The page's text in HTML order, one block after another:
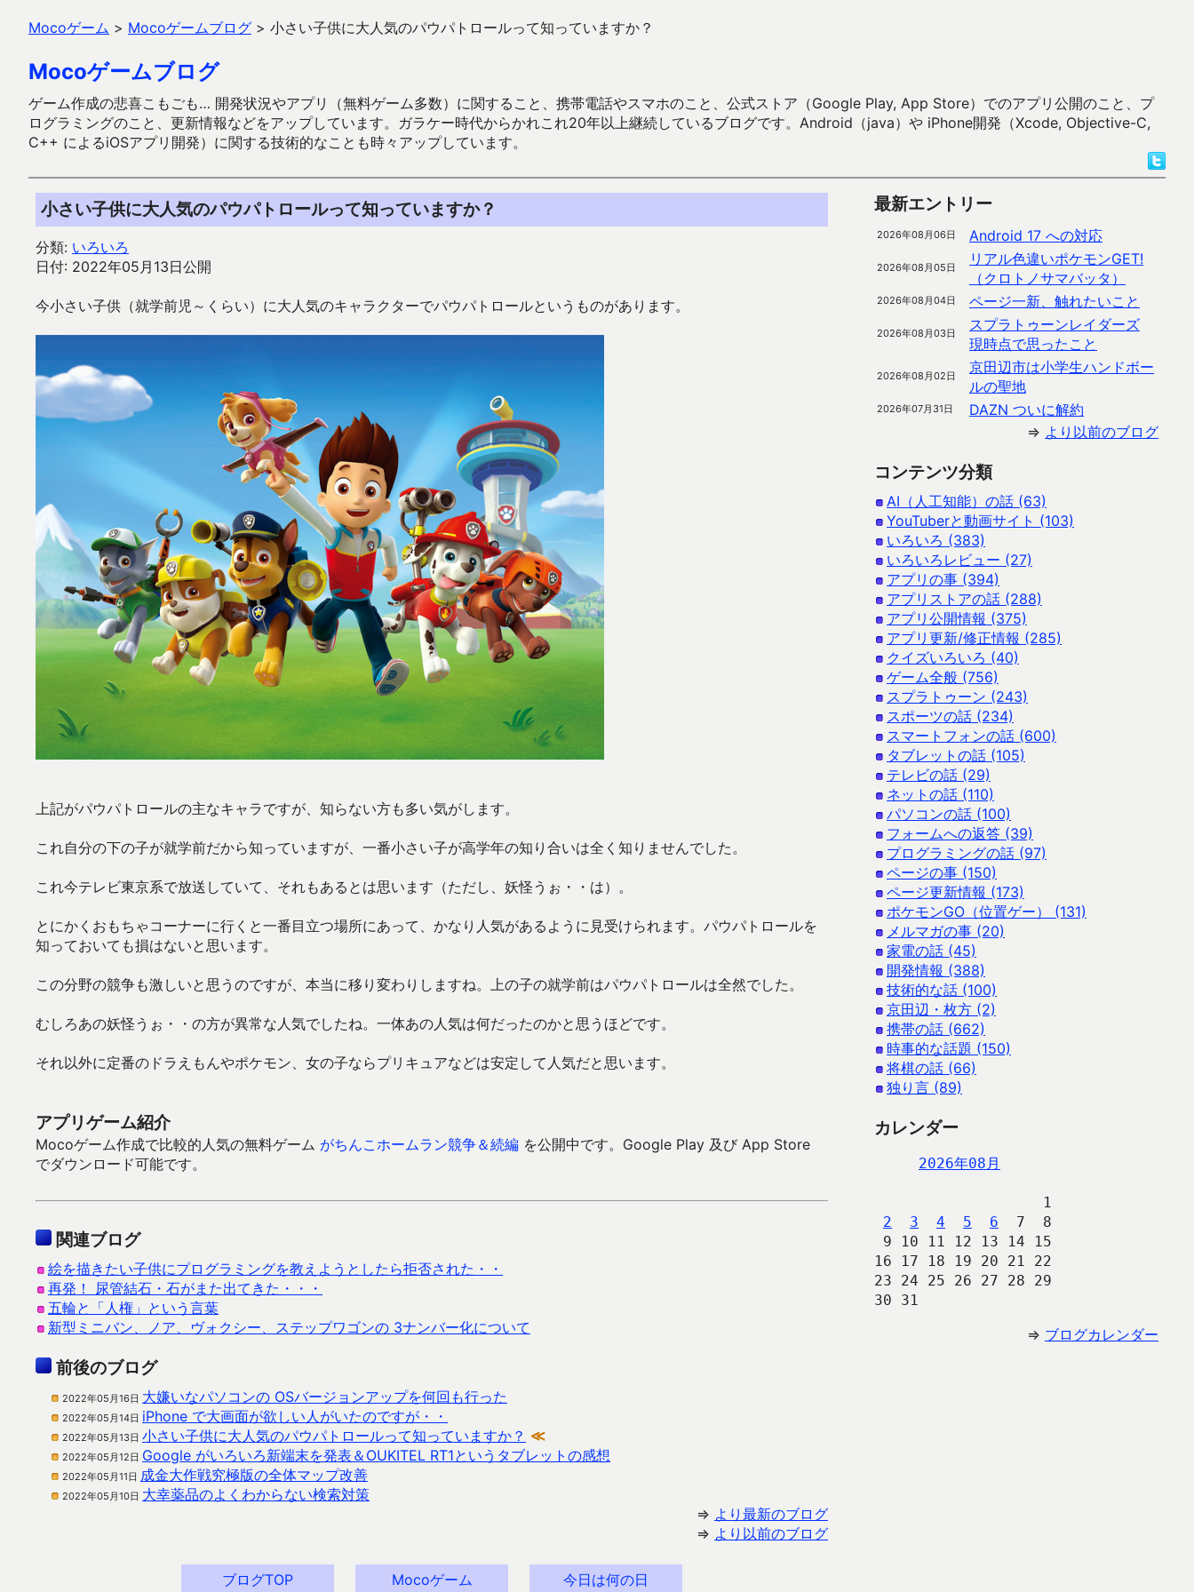
Mocoゲーム > Mocoゲームブログ > 小さい子供に大人気のパウパトロールって知っていますか？
Mocoゲームブログ
ゲーム作成の悲喜こもごも… 開発状況やアプリ（無料ゲーム多数）に関すること、携帯電話やスマホのこと、公式ストア（Google Play, App Store）でのアプリ公開のこと、プ
ログラミングのこと、更新情報などをアップしています。ガラケー時代からかれこれ20年以上継続しているブログです。Android（java）や iPhone開発（Xcode, Objective-C,
C++ によるiOSアプリ開発）に関する技術的なことも時々アップしています。
小さい子供に大人気のパウパトロールって知っていますか？
分類: いろいろ
日付: 2022年05月13日公開
今小さい子供（就学前児～くらい）に大人気のキャラクターでパウパトロールというものがあります。
上記がパウパトロールの主なキャラですが、知らない方も多い気がします。
これ自分の下の子が就学前だから知っていますが、一番小さい子が高学年の知り合いは全く知りませんでした。
これ今テレビ東京系で放送していて、それもあるとは思います（ただし、妖怪うぉ・・は）。
とにかくおもちゃコーナーに行くと一番目立つ場所にあって、かなり人気があるように見受けられます。パウパトロールを
知っておいても損はないと思います。
この分野の競争も激しいと思うのですが、本当に移り変わりしますね。上の子の就学前はパウパトロールは全然でした。
むしろあの妖怪うぉ・・の方が異常な人気でしたね。一体あの人気は何だったのかと思うほどです。
それ以外に定番のドラえもんやポケモン、女の子ならプリキュアなどは安定して人気だと思います。
アプリゲーム紹介
Mocoゲーム作成で比較的人気の無料ゲーム がちんこホームラン競争＆続編 を公開中です。Google Play 及び App Store
でダウンロード可能です。
関連ブログ
絵を描きたい子供にプログラミングを教えようとしたら拒否された・・
再発！ 尿管結石・石がまた出てきた・・・
五輪と「人権」という言葉
新型ミニバン、ノア、ヴォクシー、ステップワゴンの 3ナンバー化について
前後のブログ
2022年05月16日 大嫌いなパソコンの OSバージョンアップを何回も行った
2022年05月14日 iPhone で大画面が欲しい人がいたのですが・・
2022年05月13日 小さい子供に大人気のパウパトロールって知っていますか？ ≪
2022年05月12日 Google がいろいろ新端末を発表＆OUKITEL RT1というタブレットの感想
2022年05月11日 成金大作戦究極版の全体マップ改善
2022年05月10日 大幸薬品のよくわからない検索対策
⇒ より最新のブログ
⇒ より以前のブログ
ブログTOP Mocoゲーム 今日は何の日
最新エントリー
2026年08月06日 Android 17 への対応
2026年08月05日
リアル色違いポケモンGET!
（クロトノサマバッタ）
2026年08月04日 ページ一新、触れたいこと
2026年08月03日
スプラトゥーンレイダーズ
現時点で思ったこと
2026年08月02日
京田辺市は小学生ハンドボー
ルの聖地
2026年07月31日
DAZN ついに解約
⇒ より以前のブログ
コンテンツ分類
AI（人工知能）の話 (63)
YouTuberと動画サイト (103)
いろいろ (383)
いろいろレビュー (27)
アプリの事 (394)
アプリストアの話 (288)
アプリ公開情報 (375)
アプリ更新/修正情報 (285)
クイズいろいろ (40)
ゲーム全般 (756)
スプラトゥーン (243)
スポーツの話 (234)
スマートフォンの話 (600)
タブレットの話 (105)
テレビの話 (29)
ネットの話 (110)
パソコンの話 (100)
フォームへの返答 (39)
プログラミングの話 (97)
ページの事 (150)
ページ更新情報 (173)
ポケモンGO（位置ゲー） (131)
メルマガの事 (20)
家電の話 (45)
開発情報 (388)
技術的な話 (100)
京田辺・枚方 (2)
携帯の話 (662)
時事的な話題 (150)
将棋の話 (66)
独り言 (89)
カレンダー
2026年08月
                   1
2
3 4 5 6
  7  8
9 10 11 12 13 14 15
16 17 18 19 20 21 22
23 24 25 26 27 28 29
30 31
⇒ ブログカレンダー